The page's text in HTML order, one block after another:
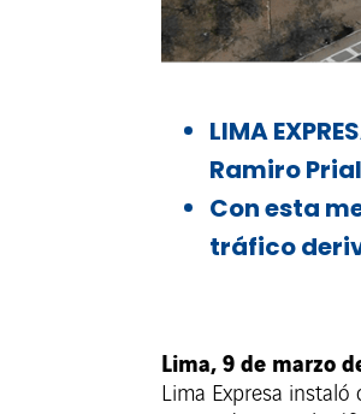
LIMA
Ramiro
Con esta
tráfico
Lima, 9 de marzo
Lima Expresa